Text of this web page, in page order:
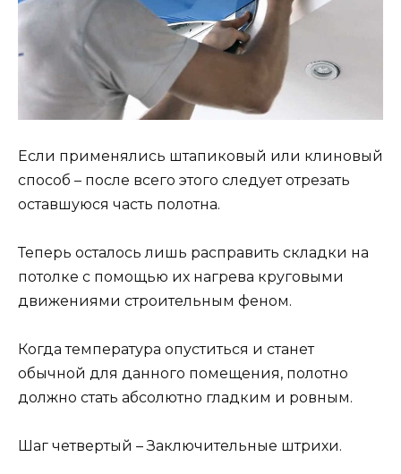
Если применялись штапиковый или клиновый
способ – после всего этого следует отрезать
оставшуюся часть полотна.
Теперь осталось лишь расправить складки на
потолке с помощью их нагрева круговыми
движениями строительным феном.
Когда температура опуститься и станет
обычной для данного помещения, полотно
должно стать абсолютно гладким и ровным.
Шаг четвертый – Заключительные штрихи.